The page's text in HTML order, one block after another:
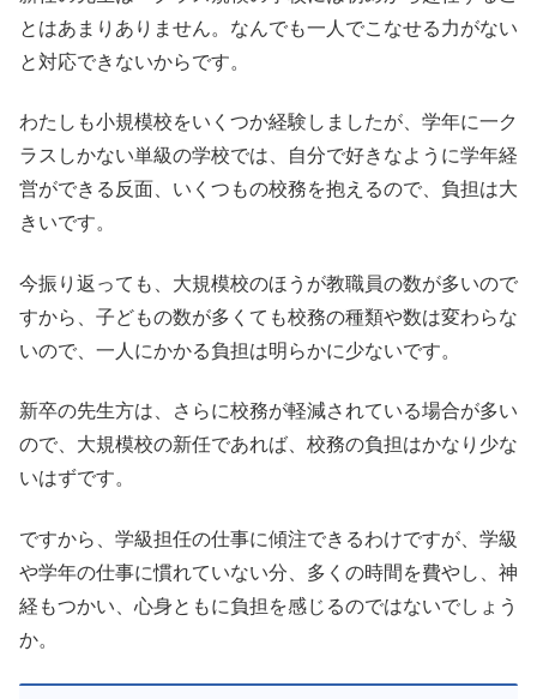
とはあまりありません。なんでも一人でこなせる力がない
と対応できないからです。
わたしも小規模校をいくつか経験しましたが、学年に一ク
ラスしかない単級の学校では、自分で好きなように学年経
営ができる反面、いくつもの校務を抱えるので、負担は大
きいです。
今振り返っても、大規模校のほうが教職員の数が多いので
すから、子どもの数が多くても校務の種類や数は変わらな
いので、一人にかかる負担は明らかに少ないです。
新卒の先生方は、さらに校務が軽減されている場合が多い
ので、大規模校の新任であれば、校務の負担はかなり少な
いはずです。
ですから、学級担任の仕事に傾注できるわけですが、学級
や学年の仕事に慣れていない分、多くの時間を費やし、神
経もつかい、心身ともに負担を感じるのではないでしょう
か。